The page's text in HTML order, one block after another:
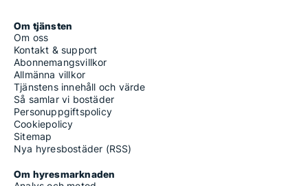
Om tjänsten
Om oss
Kontakt & support
Abonnemangsvillkor
Allmänna villkor
Tjänstens innehåll och värde
Så samlar vi bostäder
Personuppgiftspolicy
Cookiepolicy
Sitemap
Nya hyresbostäder (RSS)
Om hyresmarknaden